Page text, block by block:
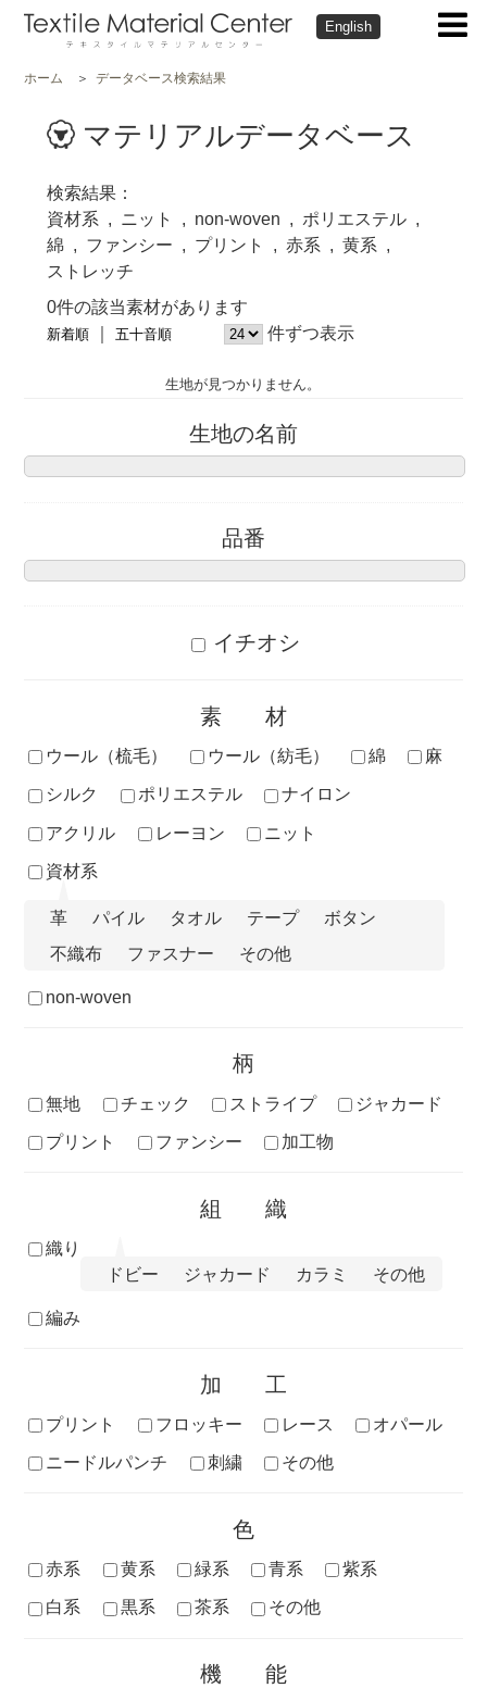
English
ホーム データベース検索結果
マテリアルデータベース
検索結果
資材系
ニット non-woven
ポリエステル
綿
ファンシー プリント 赤系
黄系
ストレッチ
0件の該当素材があります
新着順 五十音順 件ずつ表示
生地が見つかりません。
生地の名前
品番
イチオシ
素材
ウール（梳毛） ウール（紡毛） 綿
麻
シルク
ポリエステル
ナイロン
アクリル
レーヨン
ニット
資材系
革 パイル タオル テープ
ボタン
不織布
ファスナー その他
non-woven
柄
無地 チェック ストライプ
ジャカード
プリント
ファンシー 加工物
組織
織り
ドビー
ジャカード カラミ その他
編み
加工
プリント フロッキー レース
オパール
ニードルパンチ
刺繍 その他
色
赤系 黄系 緑系 青系
紫系
白系
黒系 茶系 その他
機能